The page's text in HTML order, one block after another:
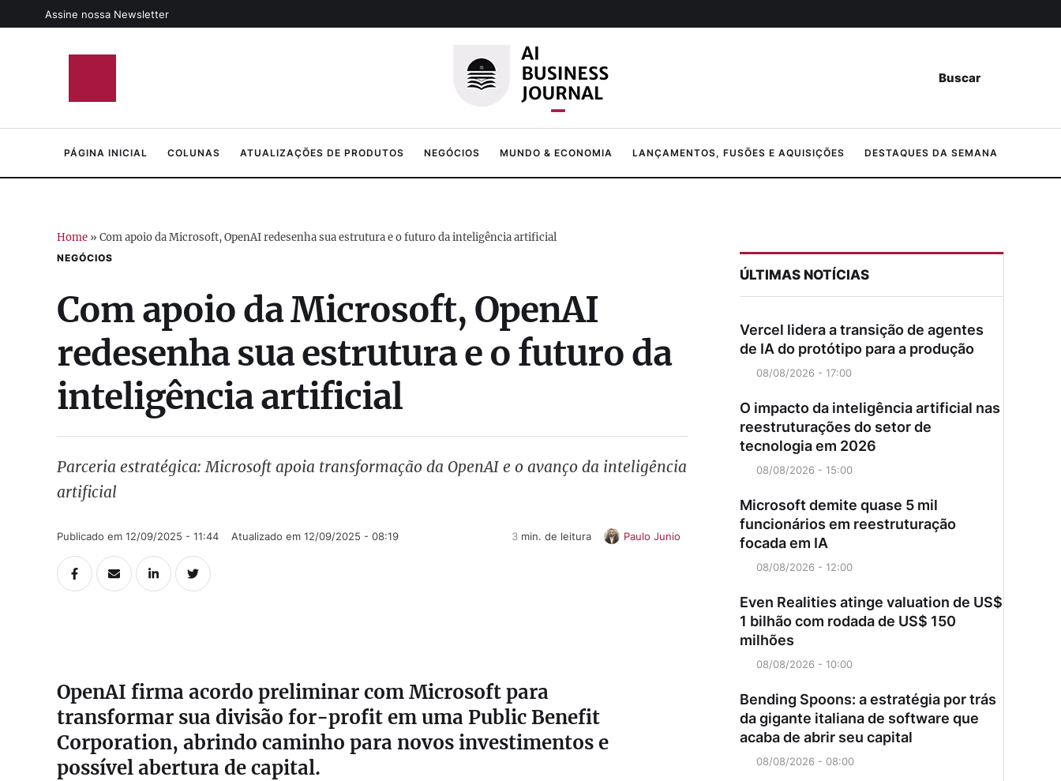
Assine nossa Newsletter
Buscar
PÁGINA INICIAL COLUNAS ATUALIZAÇÕES DE PRODUTOS NEGÓCIOS MUNDO & ECONOMIA LANÇAMENTOS, FUSÕES E AQUISIÇÕES DESTAQUES DA SEMANA
Home » Com apoio da Microsoft, OpenAI redesenha sua estrutura e o futuro da inteligência artificial
NEGÓCIOS
Com apoio da Microsoft, OpenAI
redesenha sua estrutura e o futuro da
inteligência artificial
Parceria estratégica: Microsoft apoia transformação da OpenAI e o avanço da inteligência
artificial
Publicado em 12/09/2025 - 11:44 Atualizado em 12/09/2025 - 08:19 3 min. de leitura Paulo Junio
OpenAI firma acordo preliminar com Microsoft para
transformar sua divisão for-profit em uma Public Benefit
Corporation, abrindo caminho para novos investimentos e
possível abertura de capital.
ÚLTIMAS NOTÍCIAS
Vercel lidera a transição de agentes
de IA do protótipo para a produção
08/08/2026 - 17:00
O impacto da inteligência artificial nas
reestruturações do setor de
tecnologia em 2026
08/08/2026 - 15:00
Microsoft demite quase 5 mil
funcionários em reestruturação
focada em IA
08/08/2026 - 12:00
Even Realities atinge valuation de US$
1 bilhão com rodada de US$ 150
milhões
08/08/2026 - 10:00
Bending Spoons: a estratégia por trás
da gigante italiana de software que
acaba de abrir seu capital
08/08/2026 - 08:00